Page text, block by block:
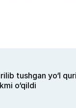
tushgan yo‘l
o‘qildi